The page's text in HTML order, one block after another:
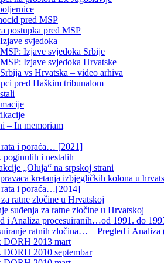
pred MSP
postupka pred MSP
svjedoka
MSP: Izjave svjedoka Srbije
MSP: Izjave svjedoka Hrvatske
vs Hrvatska – video arhiva
pred Haškim tribunalom
– In memoriam
rata i poraća… [2021]
poginulih i nestalih
„Oluja“ na srpskoj strani
kretanja izbjegličkih kolona u
rata i poraća…[2014]
ratne zločine u Hrvatskoj
suđenja za ratne zločine u Hrvatskoj
i Analiza procesuiranih…od 1991. do
ratnih zločina… – Pregled i Analiza
DORH 2013 mart
DORH 2010 septembar